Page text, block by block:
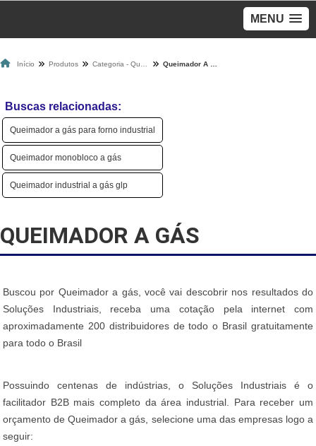
MENU
Início Produtos
Buscas relacionadas:
Queimador a gás para forno industrial
Queimador monobloco a gás
Queimador industrial a gás glp
QUEIMADOR A GÁS
Buscou por Queimador a gás, você vai descobrir nos resultados do
Soluções Industriais, receba uma cotação pela internet com
aproximadamente 200 distribuidores de todo o Brasil gratuitamente
para todo o Brasil
Possuindo centenas de indústrias, o Soluções Industriais é o
facilitador B2B mais completo da área industrial. Para receber um
orçamento de Queimador a gás, selecione uma das empresas logo a
seguir: